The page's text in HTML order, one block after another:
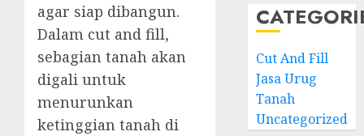
agar siap dibangun.
Dalam cut and fill,
sebagian tanah akan
digali untuk
menurunkan
ketinggian tanah di
Cut And Fill
Jasa Urug
Tanah
Uncategorized